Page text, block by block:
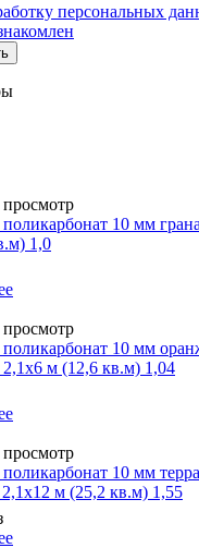
персональных
10 мм
1,0
10 мм
2,1х6 м (12,6 кв.м) 1,04
10 мм
м (25,2 кв.м) 1,55